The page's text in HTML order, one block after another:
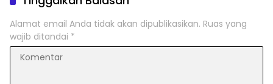
Alamat email Anda tidak akan dipublikasikan. Ruas yang
wajib ditandai *